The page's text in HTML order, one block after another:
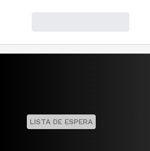
LISTA DE ESPERA